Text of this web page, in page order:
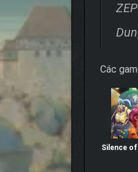
Các
Silence